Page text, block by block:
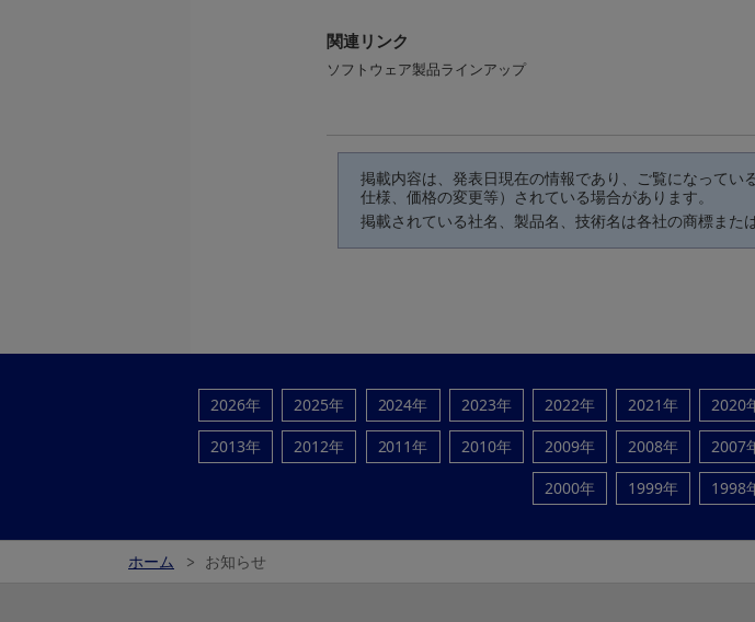
関連リンク
ソフトウェア製品ラインアップ
掲載内容は、発表日現在の情報であり、ご覧になってい
仕様、価格の変更等）されている場合があります。
掲載されている社名、製品名、技術名は各社の商標また
2026年 2025年 2024年 2023年 2022年 2021年 2020
2013年
2012年 2011年 2010年 2009年 2008年 2007
2000年
1999年 1998
ホーム お知らせ